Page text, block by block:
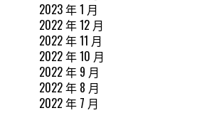
2023 年 1 月
2022 年 12 月
2022 年 11 月
2022 年 10 月
2022 年 9 月
2022 年 8 月
2022 年 7 月